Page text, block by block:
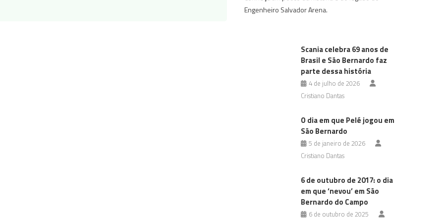
Engenheiro Salvador Arena.
Scania celebra 69 anos de
Brasil e São Bernardo faz
parte dessa história
4 de julho de 2026
Cristiano Dantas
O dia em que Pelé jogou em
São Bernardo
5 de janeiro de 2026
Cristiano Dantas
6 de outubro de 2017: o dia
em que ‘nevou’ em São
Bernardo do Campo
6 de outubro de 2025